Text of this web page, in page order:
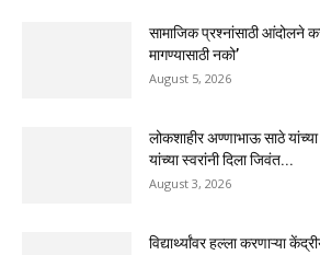
सामाजिक प्रश्नांसाठी आंदोलने
मागण्यासाठी नको’
August 5, 2026
लोकशाहीर अण्णाभाऊ साठे
यांच्या स्वरांनी दिला जिवंत...
August 3, 2026
विद्यार्थ्यांवर हल्ला करणाऱ्या